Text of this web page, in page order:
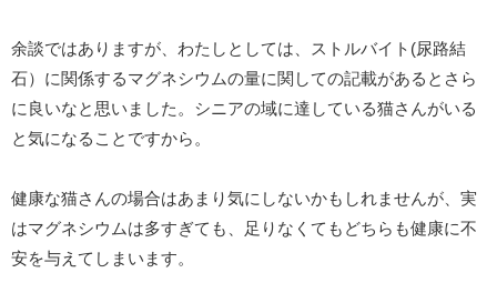
余談ではありますが、わたしとしては、ストルバイト(尿路結
石）に関係するマグネシウムの量に関しての記載があるとさら
に良いなと思いました。シニアの域に達している猫さんがいる
と気になることですから。
健康な猫さんの場合はあまり気にしないかもしれませんが、実
はマグネシウムは多すぎても、足りなくてもどちらも健康に不
安を与えてしまいます。